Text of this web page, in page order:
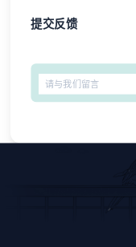
提交反馈